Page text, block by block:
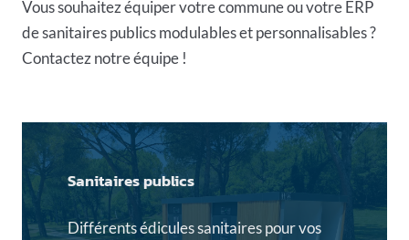
Vous souhaitez équiper votre commune ou votre ERP
de sanitaires publics modulables et personnalisables ?
Contactez notre équipe !
Sanitaires publics
Différents édicules sanitaires pour vos